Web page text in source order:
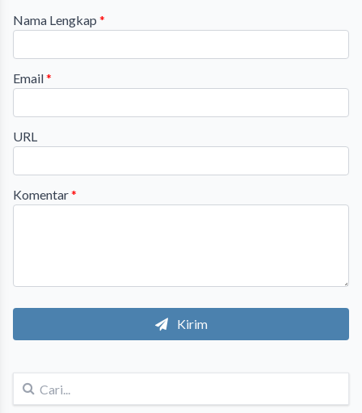
Nama Lengkap *
Email*
URL
Komentar*
Kirim